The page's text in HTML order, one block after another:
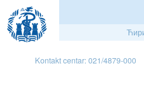
Kontakt centar: 021/4879-000